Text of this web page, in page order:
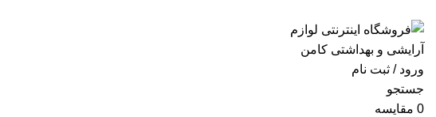
ورود / ثبت نام
جستجو
0 مقايسه